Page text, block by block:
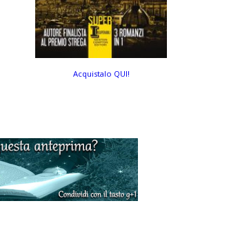
Acquistalo QUI!